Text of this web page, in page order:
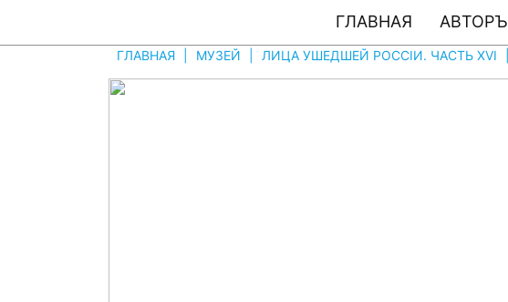
ГЛАВНАЯ АВТОРЪ
ГЛАВНАЯ МУЗЕЙ ЛИЦА УШЕДШЕЙ РОССIИ. ЧАСТЬ XVI